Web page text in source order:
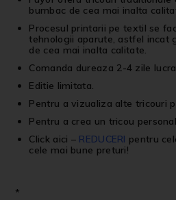
bumbac de cea mai inalta
Procesul printarii pe textil se
tehnologii aparute, astfel incat
de cea mai inalta calitate.
Comanda dureaza 2-4 zile
Editie limitata.
Pentru a vizualiza alte tricouri
Pentru a crea un tricou
Click aici – REDUCERI pentru
cele mai bune preturi!
*